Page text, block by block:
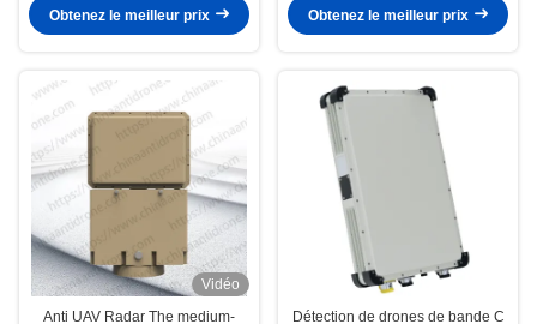
réponse rapide en utilisant la
technologie S-Band
Obtenez le meilleur prix
flexibilité dans la bande de
fréquences X-band
Obtenez le meilleur prix
Vidéo
Anti UAV Radar The medium-
Détection de drones de bande C